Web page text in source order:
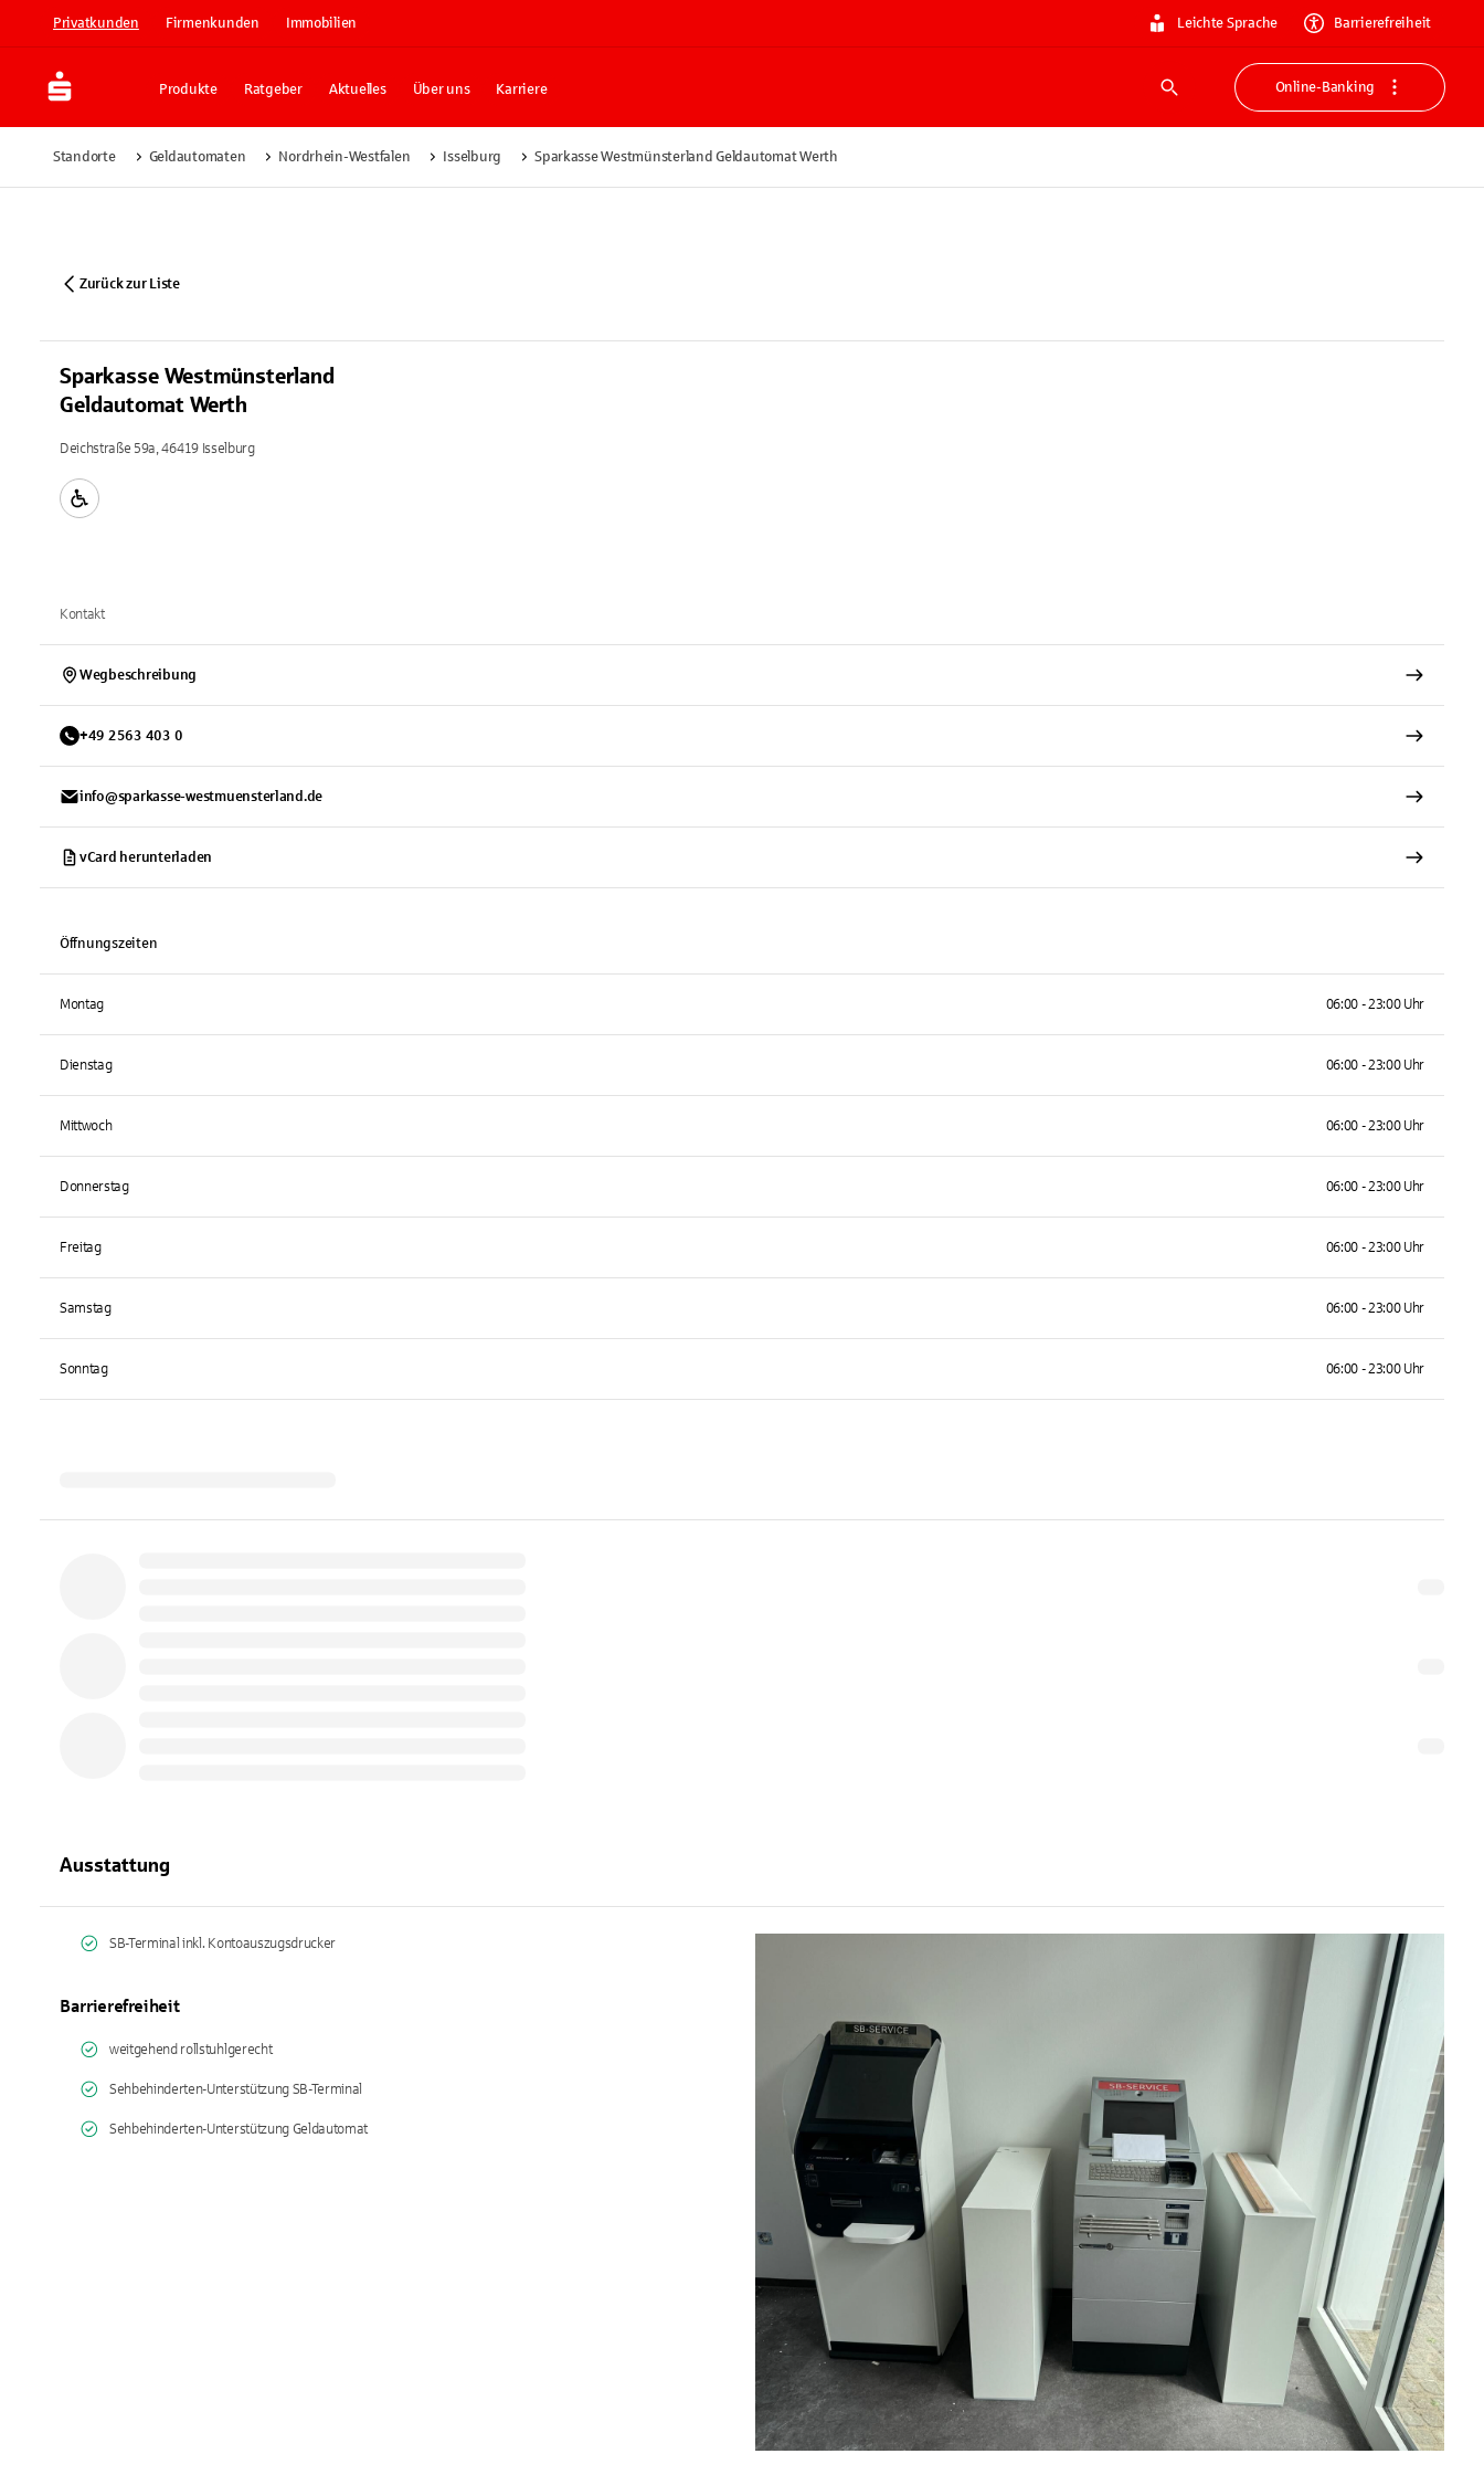
Privatkunden Firmenkunden Immobilien Leichte Sprache Barrierefreiheit
Produkte Ratgeber Aktuelles Über uns Karriere
Suche
Online-Banking
Standorte Geldautomaten Nordrhein-Westfalen Isselburg Sparkasse Westmünsterland Geldautomat Werth
Zurück zur Liste
Sparkasse Westmünsterland
Geldautomat Werth
Deichstraße 59a, 46419 Isselburg
Kontakt
Wegbeschreibung
+49 2563 403 0
info@sparkasse-westmuensterland.de
vCard herunterladen
Öffnungszeiten
Montag 06:00 - 23:00 Uhr
Dienstag 06:00 - 23:00 Uhr
Mittwoch 06:00 - 23:00 Uhr
Donnerstag 06:00 - 23:00 Uhr
Freitag 06:00 - 23:00 Uhr
Samstag 06:00 - 23:00 Uhr
Sonntag 06:00 - 23:00 Uhr
Ausstattung
SB-Terminal inkl. Kontoauszugsdrucker
Barrierefreiheit
weitgehend rollstuhlgerecht
Sehbehinderten-Unterstützung SB-Terminal
Sehbehinderten-Unterstützung Geldautomat